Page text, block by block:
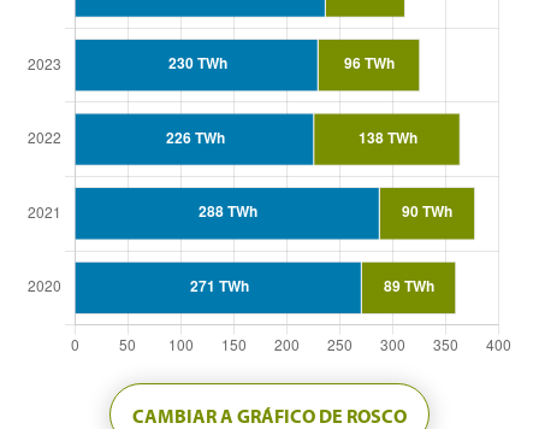
CAMBIAR A GRÁFICO DE ROSCO